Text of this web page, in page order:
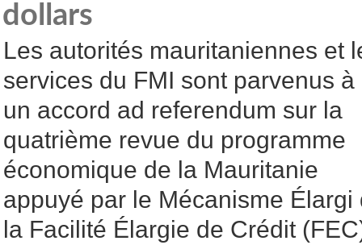
dollars
Les autorités mauritaniennes et
services du FMI sont parvenus à
un accord ad referendum sur la
quatrième revue du programme
économique de la Mauritanie
appuyé par le Mécanisme
la Facilité Élargie de Crédit